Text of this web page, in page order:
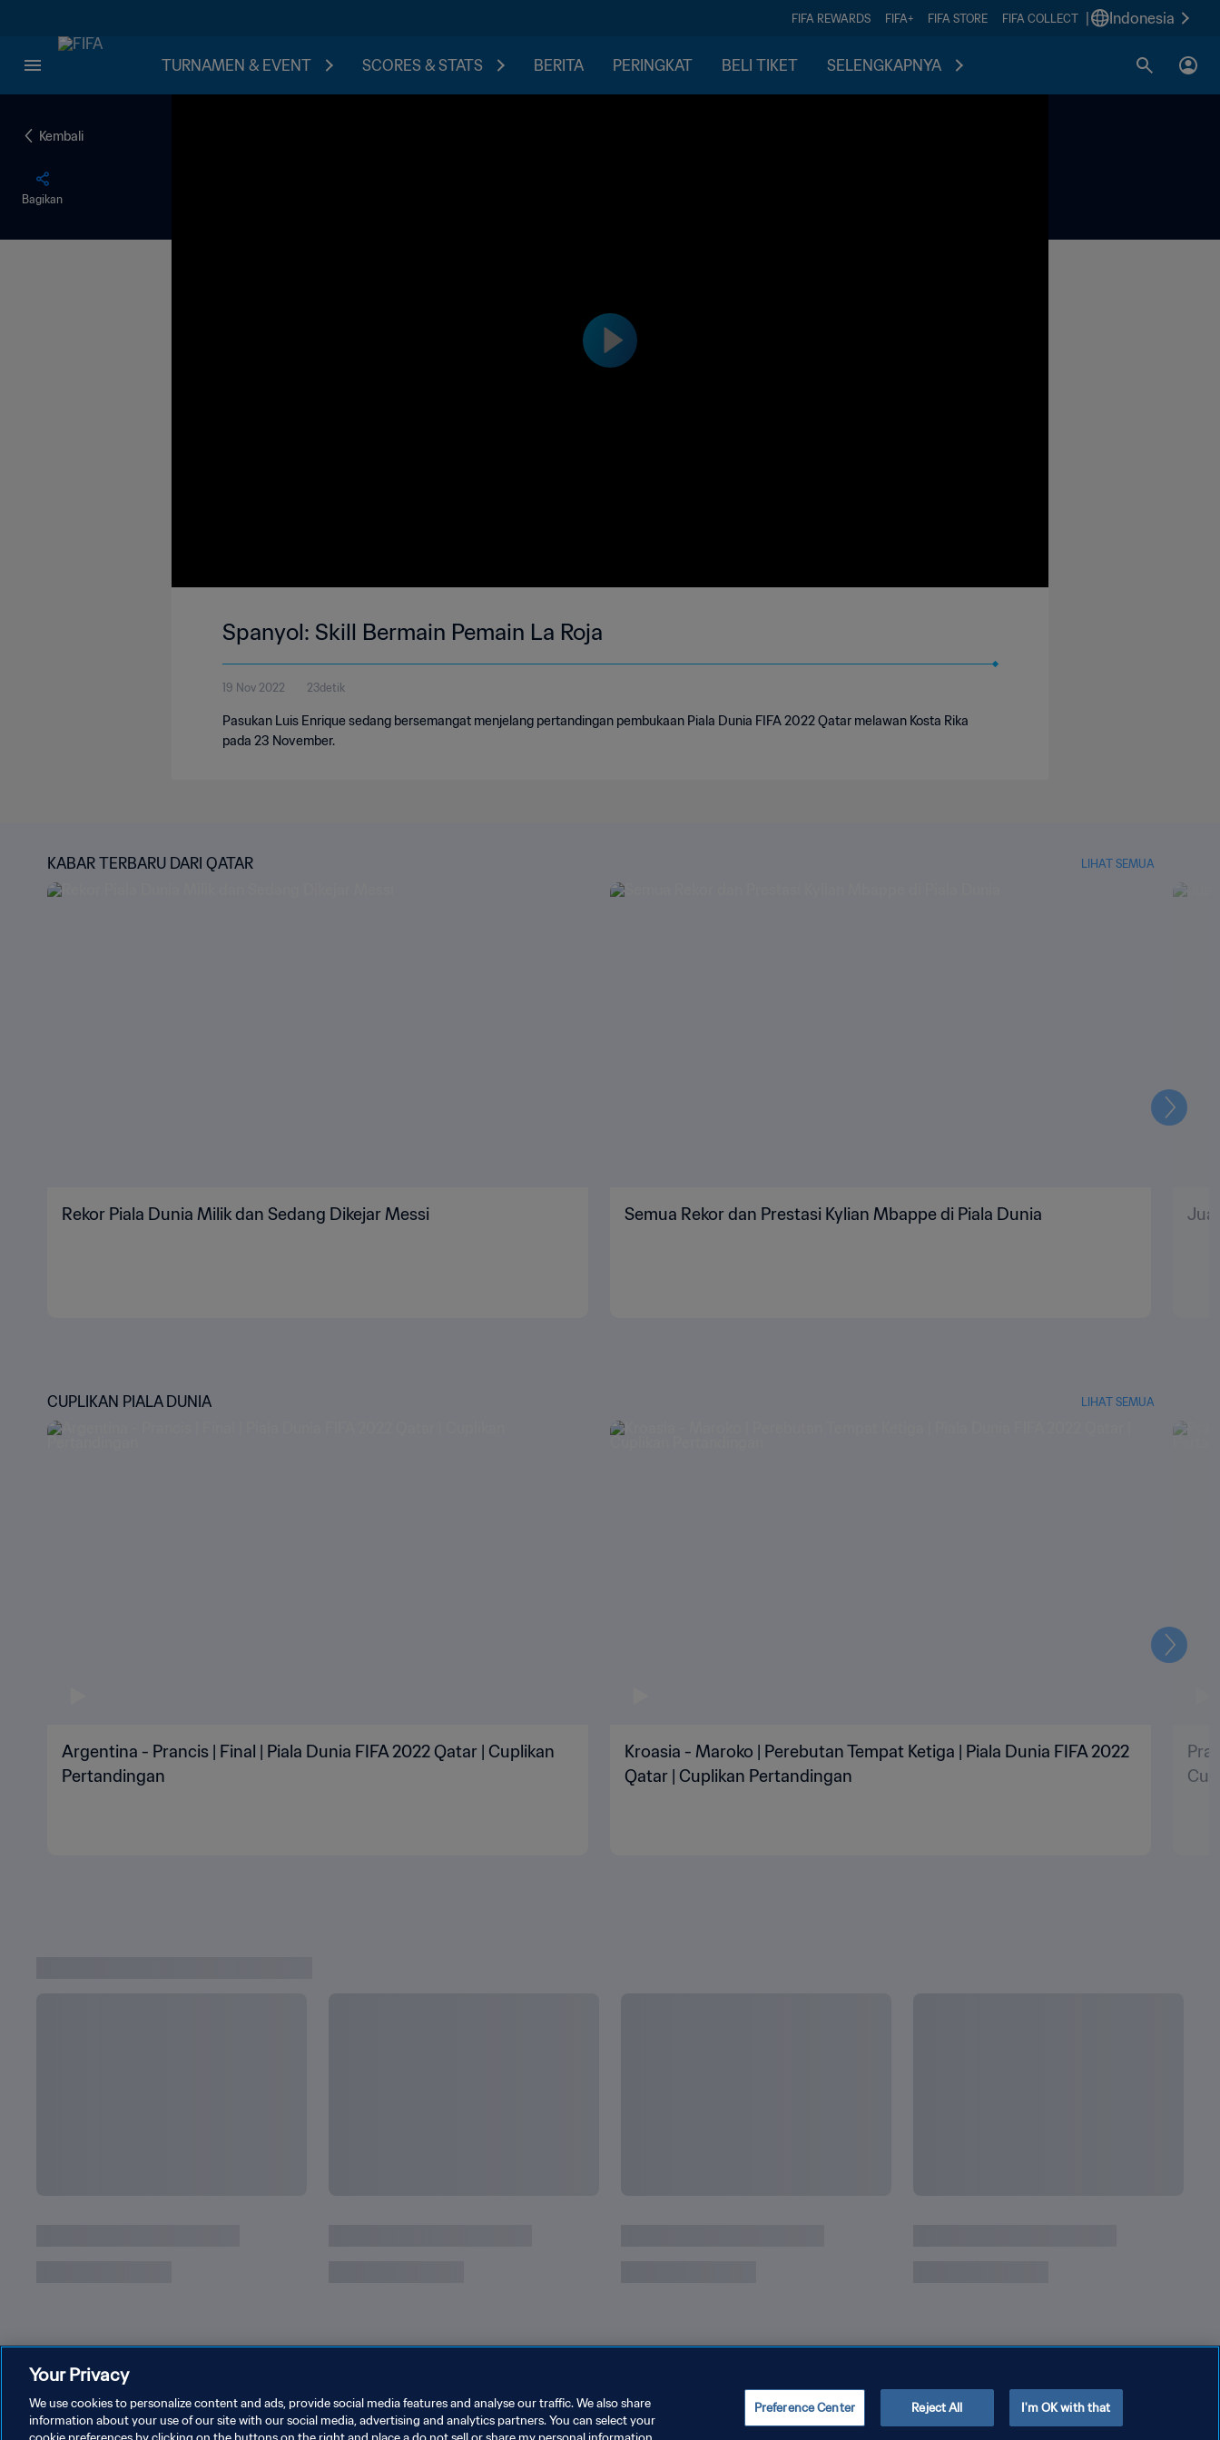
FIFA REWARDS FIFA+ FIFA STORE FIFA COLLECT Indonesia
TURNAMEN & EVENT SCORES & STATS BERITA PERINGKAT BELI TIKET SELENGKAPNYA
Kembali
Bagikan
Spanyol: Skill Bermain Pemain La Roja
19 Nov 2022 23detik
Pasukan Luis Enrique sedang bersemangat menjelang pertandingan pembukaan Piala Dunia FIFA 2022 Qatar melawan Kosta Rika
pada 23 November.
KABAR TERBARU DARI QATAR LIHAT SEMUA
Rekor Piala Dunia Milik dan Sedang Dikejar Messi Semua Rekor dan Prestasi Kylian Mbappe di Piala Dunia
CUPLIKAN PIALA DUNIA LIHAT SEMUA
Argentina - Prancis | Final | Piala Dunia FIFA 2022 Qatar | Cuplikan
Pertandingan
Kroasia - Maroko | Perebutan Tempat Ketiga | Piala Dunia FIFA 2022
Qatar | Cuplikan Pertandingan
Your Privacy
We use cookies to personalize content and ads, provide social media features and analyse our traffic. We also share
information about your use of our site with our social media, advertising and analytics partners. You can select your
Preference Center Reject All I'm OK with that